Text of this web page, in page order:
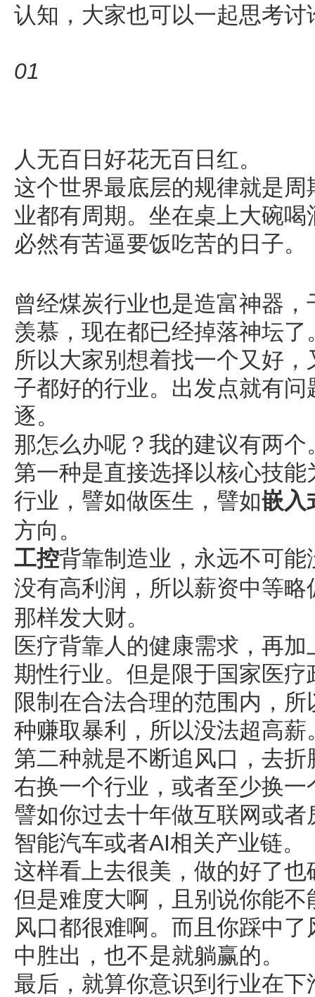
认知，大家也可以一起思考讨
01
人无百日好花无百日红。
这个世界最底层的规律就是
业都有周期。坐在桌上大碗
必然有苦逼要饭吃苦的日子。
曾经煤炭行业也是造富神器
羡慕，现在都已经掉落神坛了
所以大家别想着找一个又好
子都好的行业。出发点就有
逐。
那怎么办呢？我的建议有两个
第一种是直接选择以核心技
行业，譬如做医生，譬如嵌入
方向。
工控背靠制造业，永远不可
没有高利润，所以薪资中等
那样发大财。
医疗背靠人的健康需求，再
期性行业。但是限于国家医
限制在合法合理的范围内，
种赚取暴利，所以没法超高
第二种就是不断追风口，去
右换一个行业，或者至少换一
譬如你过去十年做互联网或
智能汽车或者AI相关产业链。
这样看上去很美，做的好了
但是难度大啊，且别说你能
风口都很难啊。而且你踩中
中胜出，也不是就躺赢的。
最后，就算你意识到行业在